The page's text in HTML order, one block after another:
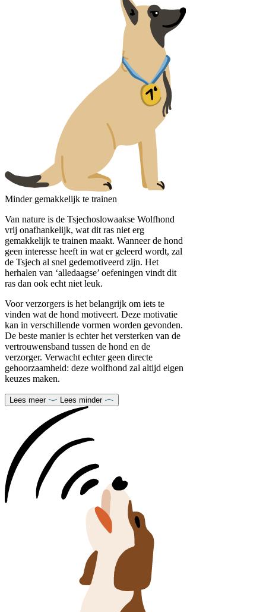
Minder gemakkelijk te trainen
Van nature is de Tsjechoslowaakse Wolfhond
vrij onafhankelijk, wat dit ras niet erg
gemakkelijk te trainen maakt. Wanneer de hond
geen interesse heeft in wat er geleerd wordt, zal
de Tsjech al snel gedemotiveerd zijn. Het
herhalen van ‘alledaagse’ oefeningen vindt dit
ras dan ook echt niet leuk.
Voor verzorgers is het belangrijk om iets te
vinden wat de hond motiveert. Deze motivatie
kan in verschillende vormen worden gevonden.
De beste manier is echter het versterken van de
vertrouwensband tussen de hond en de
verzorger. Verwacht echter geen directe
gehoorzaamheid: deze wolfhond zal altijd eigen
keuzes maken.
Lees meer Lees minder